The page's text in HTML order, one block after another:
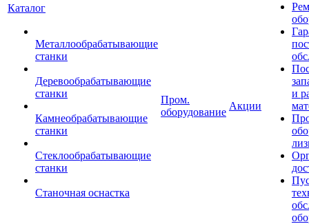
Каталог
Металлообрабатывающие
станки
Деревообрабатывающие
станки
Камнеобрабатывающие
станки
Стеклообрабатывающие
станки
Станочная оснастка
Пром.
оборудование
Акции
и